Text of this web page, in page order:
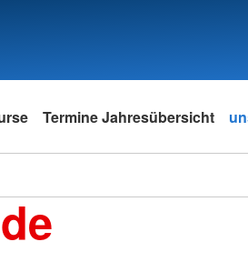
Termine Jahresübersicht